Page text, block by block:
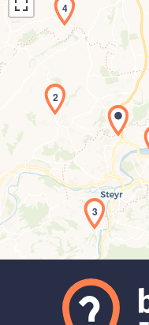
2
3
4